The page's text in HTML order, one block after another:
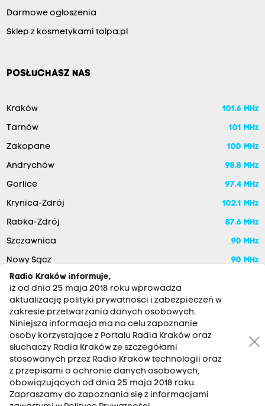
Darmowe ogłoszenia
Sklep z kosmetykami tolpa.pl
POSŁUCHASZ NAS
Kraków 101.6 MHz
Tarnów 101 MHz
Zakopane 100 MHz
Andrychów 98.8 MHz
Gorlice 97.4 MHz
Krynica-Zdrój 102.1 MHz
Rabka-Zdrój 87.6 MHz
Szczawnica 90 MHz
Nowy Sącz 90 MHz
RADIO KRAKÓW SA. Aleja Juliusza Słowackiego 22, 30-007
Kraków
Antena: 12 200 33 33
Radio Kraków informuje,
iż od dnia 25 maja 2018 roku wprowadza
aktualizację polityki prywatności i zabezpieczeń w
zakresie przetwarzania danych osobowych.
Niniejsza informacja ma na celu zapoznanie
osoby korzystające z Portalu Radia Kraków oraz
słuchaczy Radia Kraków ze szczegółami
stosowanych przez Radio Kraków technologii oraz
z przepisami o ochronie danych osobowych,
obowiązujących od dnia 25 maja 2018 roku.
Zapraszamy do zapoznania się z informacjami